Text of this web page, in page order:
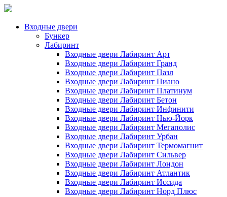
Входные двери
Бункер
Лабиринт
Входные двери Лабиринт Арт
Входные двери Лабиринт Гранд
Входные двери Лабиринт Пазл
Входные двери Лабиринт Пиано
Входные двери Лабиринт Платинум
Входные двери Лабиринт Бетон
Входные двери Лабиринт Инфинити
Входные двери Лабиринт Нью-Йорк
Входные двери Лабиринт Мегаполис
Входные двери Лабиринт Урбан
Входные двери Лабиринт Термомагнит
Входные двери Лабиринт Сильвер
Входные двери Лабиринт Лондон
Входные двери Лабиринт Атлантик
Входные двери Лабиринт Иссида
Входные двери Лабиринт Норд Плюс